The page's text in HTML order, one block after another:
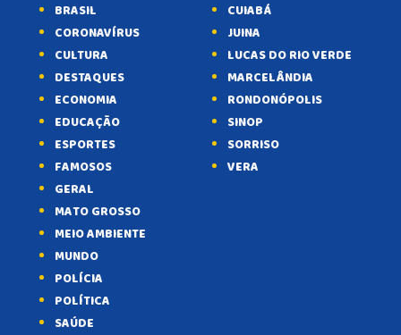
BRASIL
CORONAVÍRUS
CULTURA
DESTAQUES
ECONOMIA
EDUCAÇÃO
ESPORTES
FAMOSOS
GERAL
MATO GROSSO
MEIO AMBIENTE
MUNDO
POLÍCIA
POLÍTICA
SAÚDE
CUIABÁ
JUINA
LUCAS DO RIO VERDE
MARCELÂNDIA
RONDONÓPOLIS
SINOP
SORRISO
VERA